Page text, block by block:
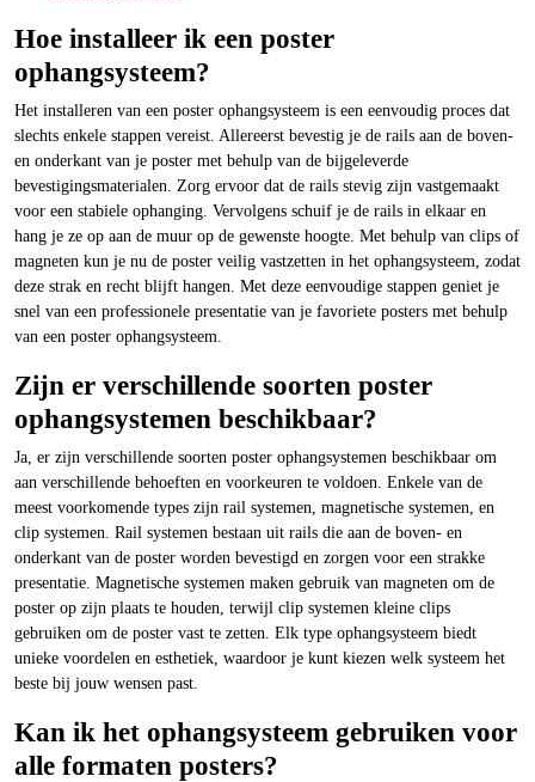
Hoe installeer ik een poster
ophangsysteem?
Het installeren van een poster ophangsysteem is een eenvoudig proces dat
slechts enkele stappen vereist. Allereerst bevestig je de rails aan de boven-
en onderkant van je poster met behulp van de bijgeleverde
bevestigingsmaterialen. Zorg ervoor dat de rails stevig zijn vastgemaakt
voor een stabiele ophanging. Vervolgens schuif je de rails in elkaar en
hang je ze op aan de muur op de gewenste hoogte. Met behulp van clips of
magneten kun je nu de poster veilig vastzetten in het ophangsysteem, zodat
deze strak en recht blijft hangen. Met deze eenvoudige stappen geniet je
snel van een professionele presentatie van je favoriete posters met behulp
van een poster ophangsysteem.
Zijn er verschillende soorten poster
ophangsystemen beschikbaar?
Ja, er zijn verschillende soorten poster ophangsystemen beschikbaar om
aan verschillende behoeften en voorkeuren te voldoen. Enkele van de
meest voorkomende types zijn rail systemen, magnetische systemen, en
clip systemen. Rail systemen bestaan uit rails die aan de boven- en
onderkant van de poster worden bevestigd en zorgen voor een strakke
presentatie. Magnetische systemen maken gebruik van magneten om de
poster op zijn plaats te houden, terwijl clip systemen kleine clips
gebruiken om de poster vast te zetten. Elk type ophangsysteem biedt
unieke voordelen en esthetiek, waardoor je kunt kiezen welk systeem het
beste bij jouw wensen past.
Kan ik het ophangsysteem gebruiken voor
alle formaten posters?